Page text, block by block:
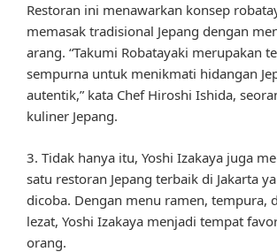
Restoran ini menawarkan konsep
memasak tradisional Jepang dengan
arang. “Takumi Robatayaki merupakan
sempurna untuk menikmati hidangan
autentik,” kata Chef Hiroshi Ishida,
kuliner Jepang.
3. Tidak hanya itu, Yoshi Izakaya juga
satu restoran Jepang terbaik di Jakarta
dicoba. Dengan menu ramen, tempura,
lezat, Yoshi Izakaya menjadi tempat
orang.